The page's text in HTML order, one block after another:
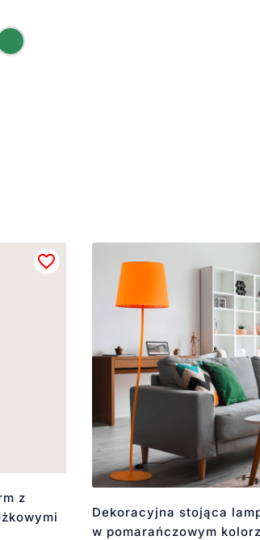
z
Dekoracyjna stojąca
w pomarańczowym